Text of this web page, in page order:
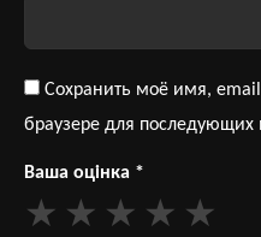
Сохранить моё имя,
браузере для
Ваша оцінка *